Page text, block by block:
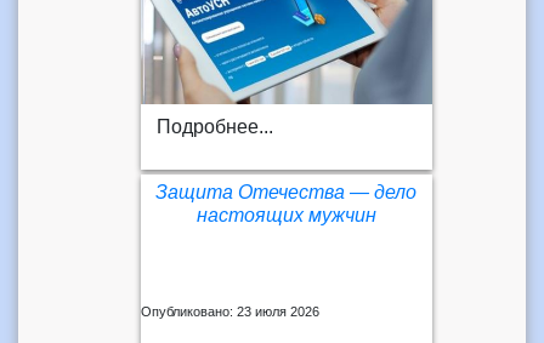
Подробнее...
Защита Отечества — дело
настоящих мужчин
Опубликовано: 23 июля 2026